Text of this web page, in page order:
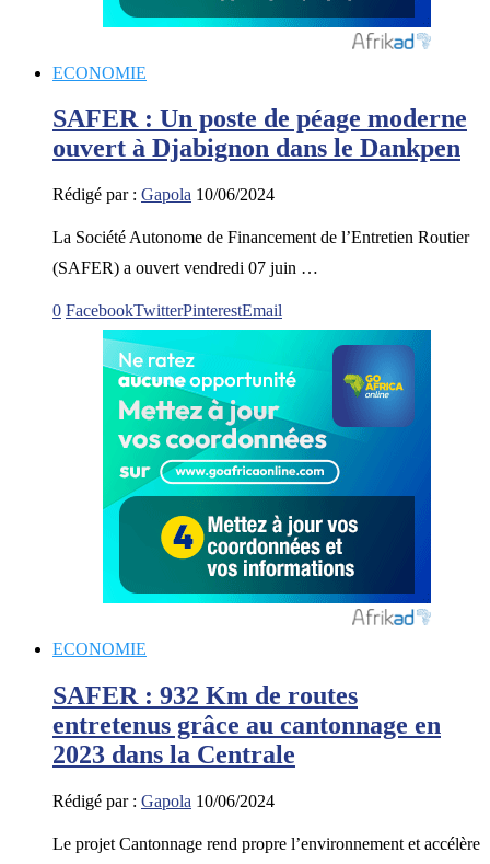
ECONOMIE
SAFER : Un poste de péage moderne
ouvert à Djabignon dans le Dankpen
Rédigé par : Gapola 10/06/2024
La Société Autonome de Financement de l’Entretien Routier
(SAFER) a ouvert vendredi 07 juin …
0 FacebookTwitterPinterestEmail
ECONOMIE
SAFER : 932 Km de routes
entretenus grâce au cantonnage en
2023 dans la Centrale
Rédigé par : Gapola 10/06/2024
Le projet Cantonnage rend propre l’environnement et accélère